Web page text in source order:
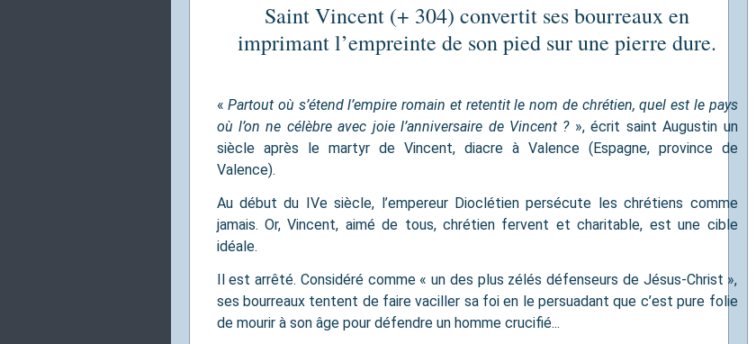
Saint Vincent (+ 304) convertit ses bourreaux en
imprimant l’empreinte de son pied sur une pierre dure.
«Partout où s’étend l’empire romain et retentit le nom de chrétien, quel est le pays
où l’on ne célèbre avec joie l’anniversaire de Vincent ? », écrit saint Augustin un
siècle après le martyr de Vincent, diacre à Valence (Espagne, province de
Valence).
Au début du IVe siècle, l’empereur Dioclétien persécute les chrétiens comme
jamais. Or, Vincent, aimé de tous, chrétien fervent et charitable, est une cible
idéale.
Il est arrêté. Considéré comme « un des plus zélés défenseurs de Jésus-Christ »,
ses bourreaux tentent de faire vaciller sa foi en le persuadant que c’est pure folie
de mourir à son âge pour défendre un homme crucifié...